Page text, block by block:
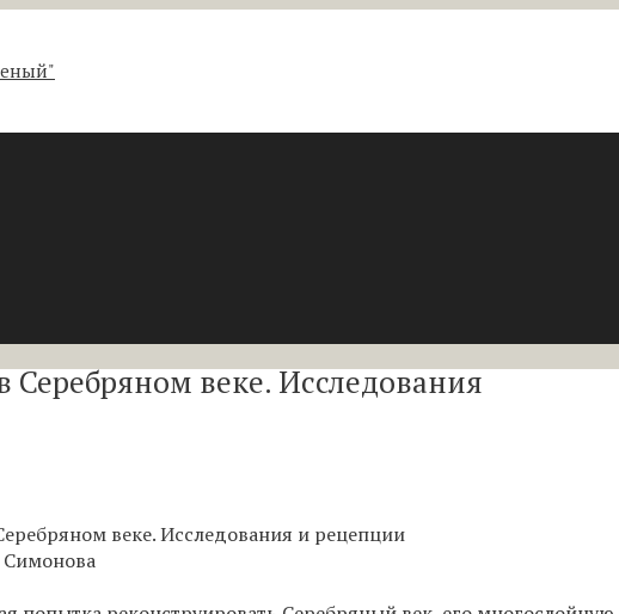
Серебряном веке. Исследования
веке. Исследования и рецепции
Симонова